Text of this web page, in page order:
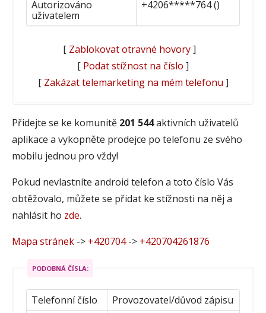
Autorizováno
uživatelem
+4206*****764 ()
[ Zablokovat otravné hovory]
[ Podat stížnost na číslo ]
[ Zakázat telemarketing na mém telefonu ]
Přidejte se ke komunitě 201 544aktivních uživatelů
aplikace a vykopněte prodejce po telefonu ze svého
mobilu jednou pro vždy!
Pokud nevlastníte android telefon a toto číslo Vás
obtěžovalo, můžete se přidat ke stížnosti na něj a
nahlásit ho zde.
Mapa stránek -> +420704-> +420704261876
PODOBNÁ ČÍSLA:
Telefonní číslo
Provozovatel/důvod zápisu